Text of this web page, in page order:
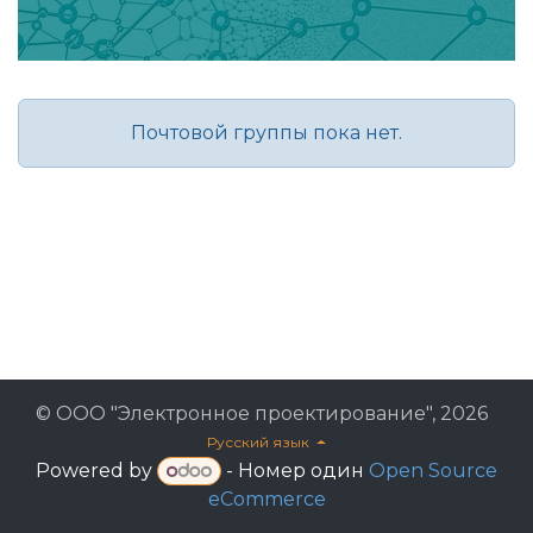
Почтовой группы пока нет.
© ООО "Электронное проектирование", 2026
Русский язык
Powered by - Номер один Open Source
eCommerce